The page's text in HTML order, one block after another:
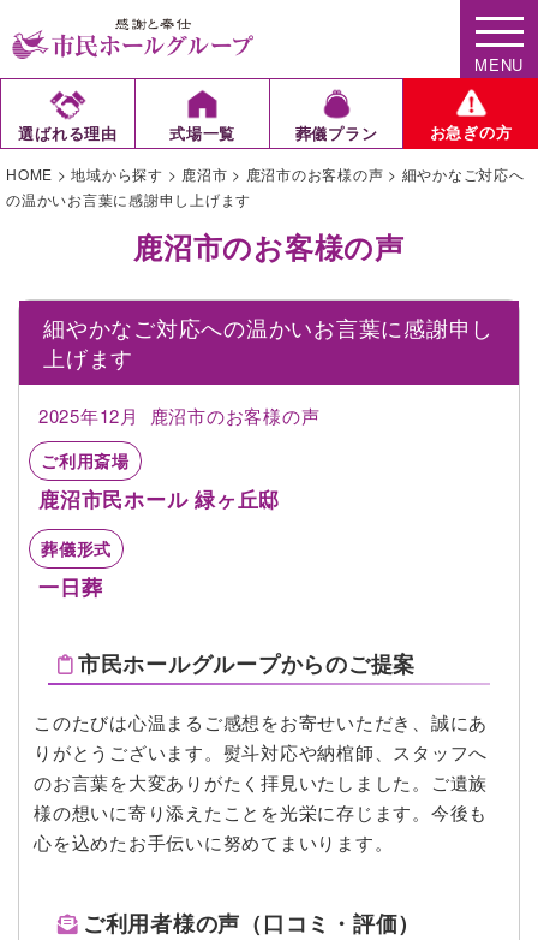
MENU
選ばれる理由 式場一覧 葬儀プラン お急ぎの方
HOME >地域から探す > 鹿沼市 > 鹿沼市のお客様の声 > 細やかなご対応へ
の温かいお言葉に感謝申し上げます
鹿沼市のお客様の声
細やかなご対応への温かいお言葉に感謝申し
上げます
2025年12月 鹿沼市のお客様の声
ご利用斎場
鹿沼市民ホール 緑ヶ丘邸
葬儀形式
一日葬
市民ホールグループからのご提案
このたびは心温まるご感想をお寄せいただき、誠にあ
りがとうございます。熨斗対応や納棺師、スタッフへ
のお言葉を大変ありがたく拝見いたしました。ご遺族
様の想いに寄り添えたことを光栄に存じます。今後も
心を込めたお手伝いに努めてまいります。
ご利用者様の声（口コミ・評価）